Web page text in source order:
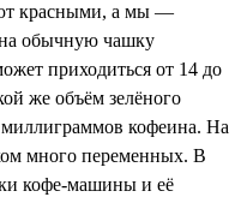
красными, а мы —
обычную чашку
приходиться от 14 до
же объём зелёного
кофеина. На
много переменных. В
кофе-машины и её